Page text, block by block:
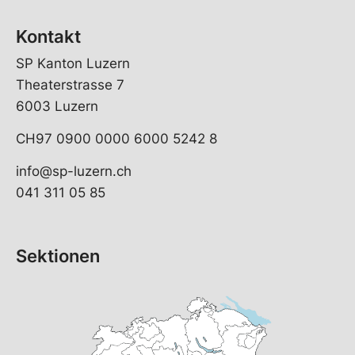
Kontakt
SP Kanton Luzern
Theaterstrasse 7
6003 Luzern
CH97 0900 0000 6000 5242 8
info@sp-luzern.ch
041 311 05 85
Sektionen